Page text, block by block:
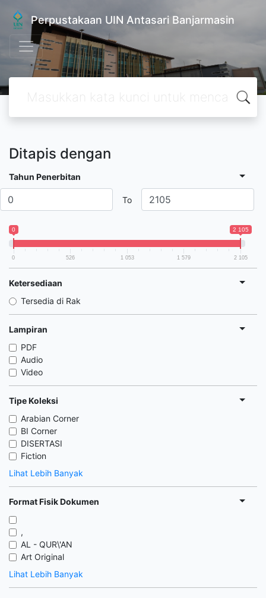
Perpustakaan UIN Antasari Banjarmasin
Ditapis dengan
Tahun Penerbitan
To
0 2 105
0 526 1 053 1 579 2 105
Ketersediaan
Tersedia di Rak
Lampiran
PDF
Audio
Video
Tipe Koleksi
Arabian Corner
BI Corner
DISERTASI
Fiction
Lihat Lebih Banyak
Format Fisik Dokumen
,
AL - QUR\'AN
Art Original
Lihat Lebih Banyak